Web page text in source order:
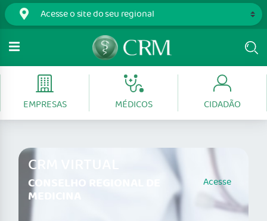
EMPRESAS MÉDICOS CIDADÃO
CRM VIRTUAL
CONSELHO REGIONAL DE
MEDICINA
Acesse